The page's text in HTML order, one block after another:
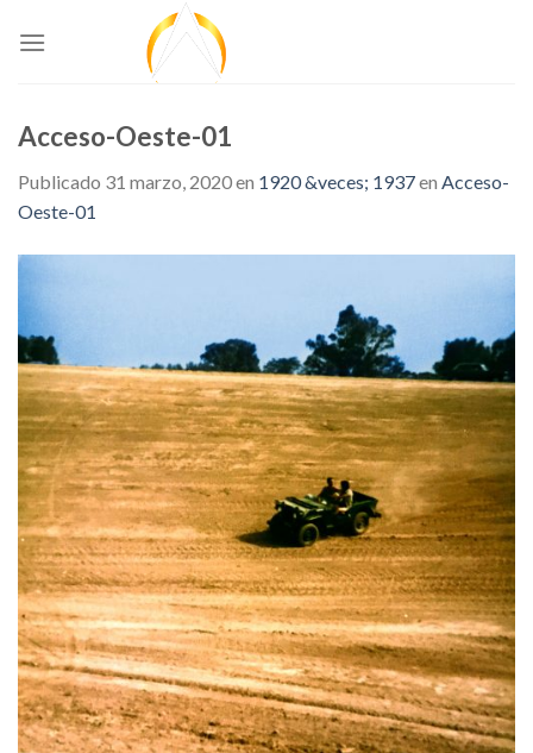
Acceso-Oeste-01
Publicado 31 marzo, 2020en 1920 &veces; 1937en Acceso-
Oeste-01